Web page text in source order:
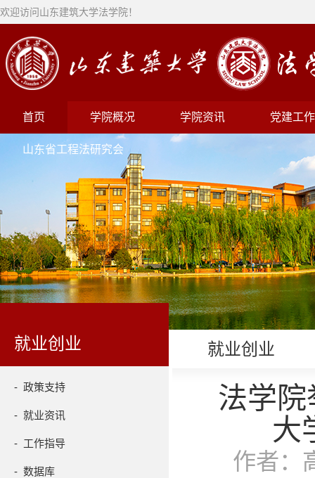
欢迎访问山东建筑大学法学院！
首页 学院概况 学院资讯 党建工作
山东省工程法研究会
就业创业
- 政策支持
- 就业资讯
- 工作指导
- 数据库
就业创业
法学院
大
作者